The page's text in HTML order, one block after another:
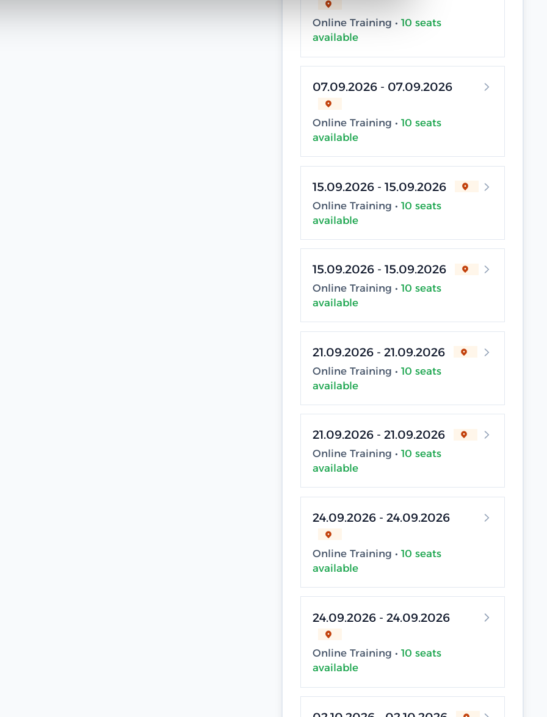
Online Training • 10 seats
available
07.09.2026 - 07.09.2026
Online Training • 10 seats
available
15.09.2026 - 15.09.2026
Online Training • 10 seats
available
15.09.2026 - 15.09.2026
Online Training • 10 seats
available
21.09.2026 - 21.09.2026
Online Training • 10 seats
available
21.09.2026 - 21.09.2026
Online Training • 10 seats
available
24.09.2026 - 24.09.2026
Online Training • 10 seats
available
24.09.2026 - 24.09.2026
Online Training • 10 seats
available